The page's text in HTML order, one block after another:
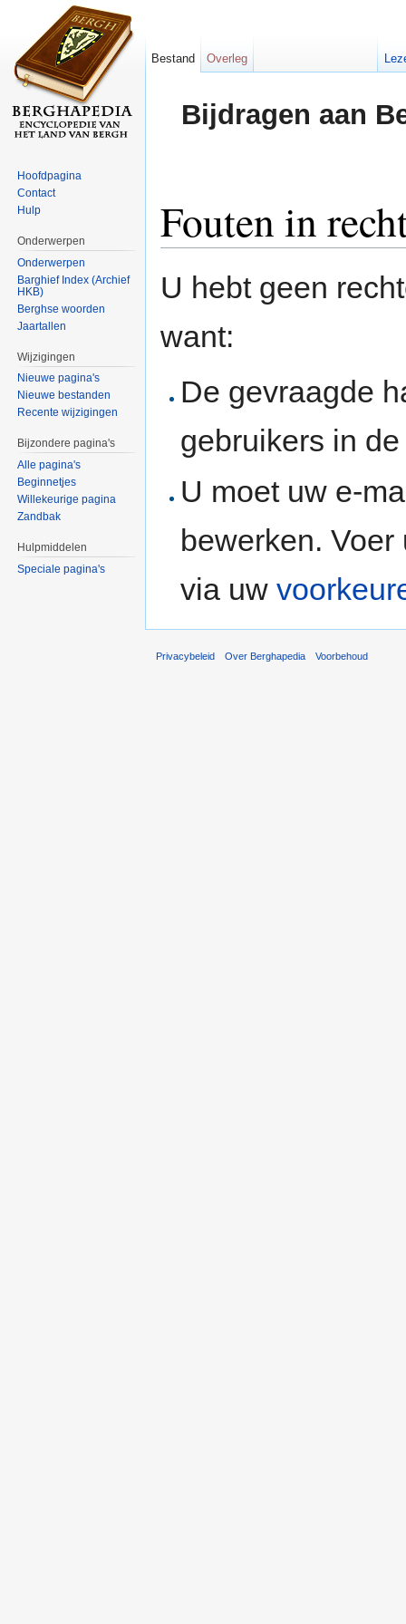
Bijdragen aan
Fouten in
U hebt geen
want:
De gevraagde
gebruikers in
U moet uw e-
bewerken.
via uw
Bestand Overleg
Hoofdpagina
Contact
Hulp
Onderwerpen
Onderwerpen
Barghief Index (Archief
HKB)
Berghse woorden
Jaartallen
Wijzigingen
Nieuwe pagina's
Nieuwe bestanden
Recente wijzigingen
Bijzondere pagina's
Alle pagina's
Beginnetjes
Willekeurige pagina
Zandbak
Hulpmiddelen
Speciale pagina's
Privacybeleid Over Berghapedia Voorbehoud